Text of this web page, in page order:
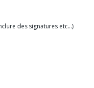
des signatures etc…)